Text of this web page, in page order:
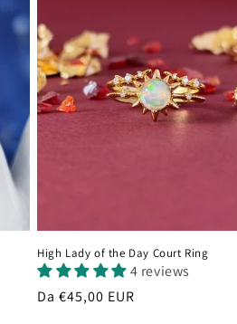
High Lady of the Day Court Ring
4 reviews
Prezzo
Da €45,00 EUR